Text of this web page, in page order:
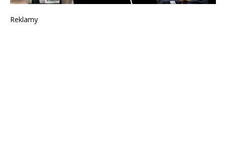
Reklamy